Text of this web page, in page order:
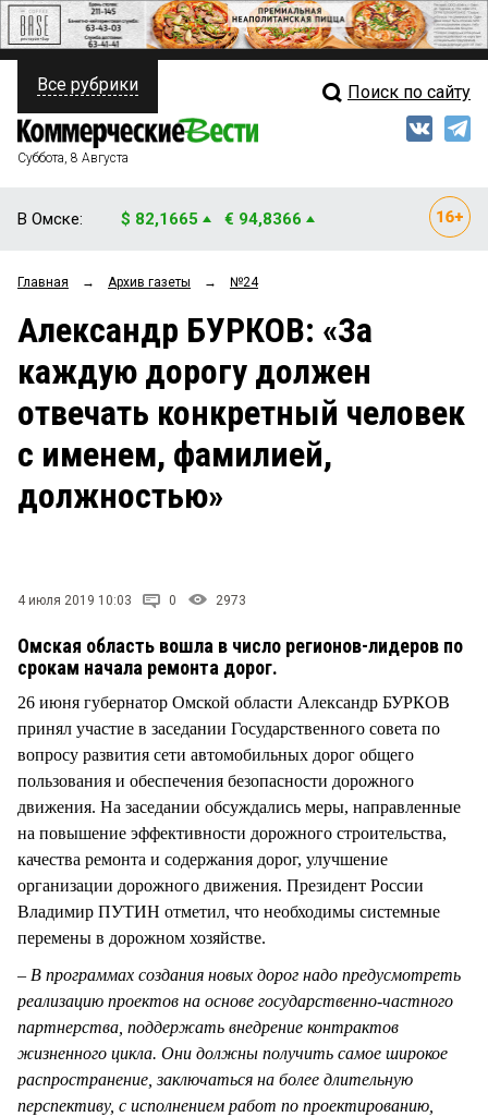
ПОЛИТИКА
ФИНАНСЫ
ОБЩЕСТВО
ЗАКОН
НОВОСТИ КОМПАНИЙ
СТИЛЬ ЖИЗНИ
Свежий выпуск
Рейтинги
Блоги
Архив
Все рубрики Поиск по сайту
Суббота, 8 Августа
В Омске: $ 82,1665 € 94,8366
Главная → Архив газеты → №24
Александр БУРКОВ: «За
каждую дорогу должен
отвечать конкретный человек
с именем, фамилией,
должностью»
4 июля 2019 10:03 0 2973
Омская область вошла в число регионов-лидеров по
срокам начала ремонта дорог.
26 июня губернатор Омской области Александр БУРКОВ
принял участие в заседании Государственного совета по
вопросу развития сети автомобильных дорог общего
пользования и обеспечения безопасности дорожного
движения. На заседании обсуждались меры, направленные
на повышение эффективности дорожного строительства,
качества ремонта и содержания дорог, улучшение
организации дорожного движения. Президент России
Владимир ПУТИН отметил, что необходимы системные
перемены в дорожном хозяйстве.
– В программах создания новых дорог надо предусмотреть
реализацию проектов на основе государственно-частного
партнерства, поддержать внедрение контрактов
жизненного цикла. Они должны получить самое широкое
распространение, заключаться на более длительную
перспективу, с исполнением работ по проектированию,